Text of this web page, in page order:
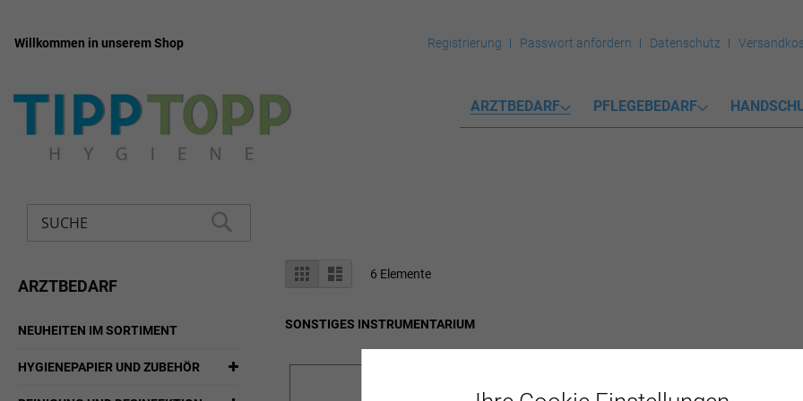
Zum
Willkommen in unserem Shop Registrierung Passwort anfordern Datenschutz
ARZTBEDARF PFLEGEBEDARF
SUCHE
Anzeigen
als
Liste Liste 6 Elemente
SONSTIGES INSTRUMENTARIUM
ARZTBEDARF
NEUHEITEN IM SORTIMENT
HYGIENEPAPIER UND ZUBEHÖR